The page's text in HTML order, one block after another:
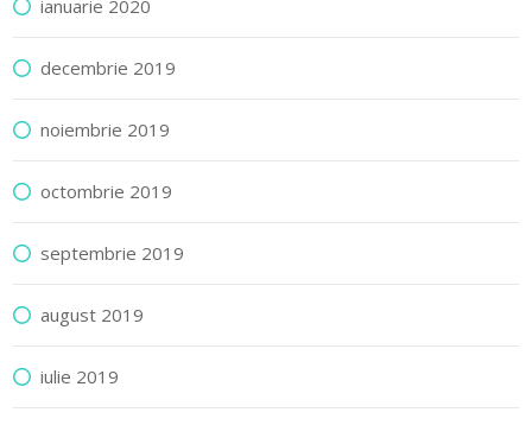
ianuarie 2020
decembrie 2019
noiembrie 2019
octombrie 2019
septembrie 2019
august 2019
iulie 2019